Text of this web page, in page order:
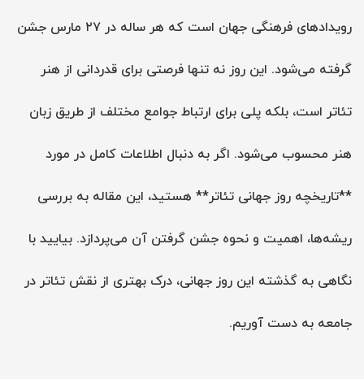
رویدادهای فرهنگی جهان است که هر ساله در ۲۷ مارس جشن
گرفته می‌شود. این روز نه تنها فرصتی برای قدردانی از هنر
تئاتر است، بلکه پلی برای ارتباط جوامع مختلف از طریق زبان
هنر محسوب می‌شود. اگر به دنبال اطلاعات کامل در مورد
**تاریخچه روز جهانی تئاتر** هستید، این مقاله به بررسی
ریشه‌ها، اهمیت و نحوه جشن گرفتن آن می‌پردازد. بیایید با
نگاهی به گذشته این روز جهانی، درک بهتری از نقش تئاتر در
جامعه به دست آوریم.